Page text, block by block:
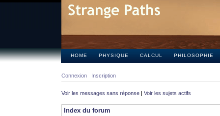
HOME PHYSIQUE CALCUL PHILOSOPHIE
Connexion Inscription
Voir les messages sans réponse | Voir les sujets actifs
Index du forum